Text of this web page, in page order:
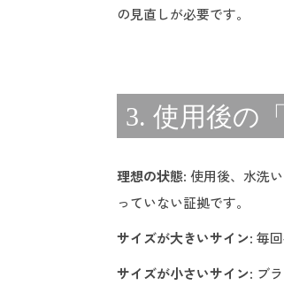
の見直しが必要です。
3. 使用後の
理想の状態: 使用後、水洗
っていない証拠です。
サイズが大きいサイン: 毎
サイズが小さいサイン: ブ